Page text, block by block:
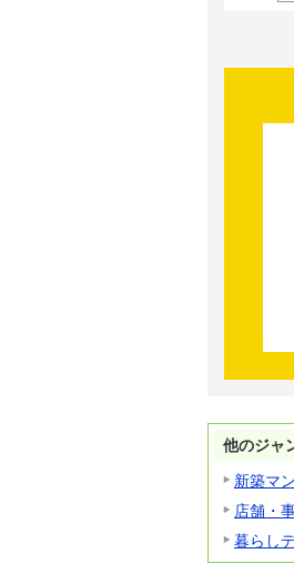
他のジャ
新築マ
店舗・
暮らし